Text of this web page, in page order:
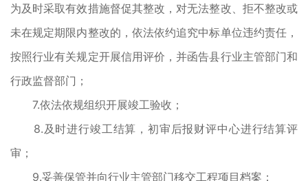
为及时采取有效措施督促其整改，对无法整改、拒不整改或
未在规定期限内整改的，依法依约追究中标单位违约责任，
按照行业有关规定开展信用评价，并函告县行业主管部门和
行政监督部门；
7.依法依规组织开展竣工验收；
8.及时进行竣工结算，初审后报财评中心进行结算评
审；
9.妥善保管并向行业主管部门移交工程项目档案；